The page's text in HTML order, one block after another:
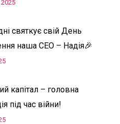
святкує свій День
наша СЕО – Надія🎉
капітал – головна
під час війни!